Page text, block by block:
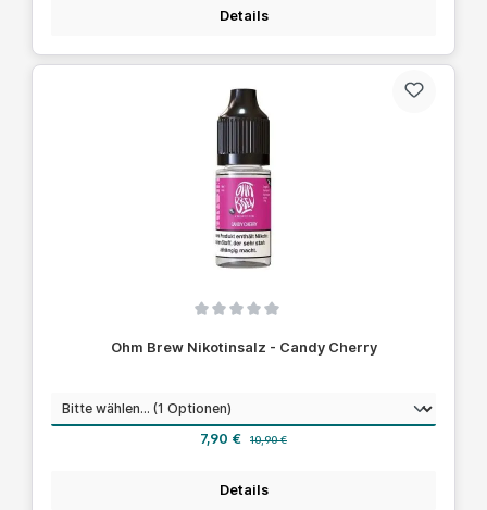
Details
Ohm Brew Nikotinsalz - Candy Cherry
Nikotinstärkeauswählen
Verkaufspreis:
7,90 € Regulärer Preis:
10,90 €
Details